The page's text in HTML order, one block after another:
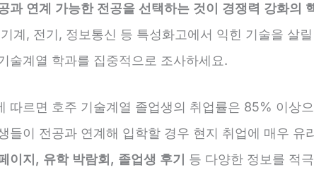
과 연계 가능한 전공을 선택하는 것이 경쟁력 강화의
계, 전기, 정보통신 등 특성화고에서 익힌 기술을 살
술계열 학과를 집중적으로 조사하세요.
따르면 호주 기술계열 졸업생의 취업률은 85% 이상
들이 전공과 연계해 입학할 경우 현지 취업에 매우 유
이지, 유학 박람회, 졸업생 후기
등 다양한 정보를 적